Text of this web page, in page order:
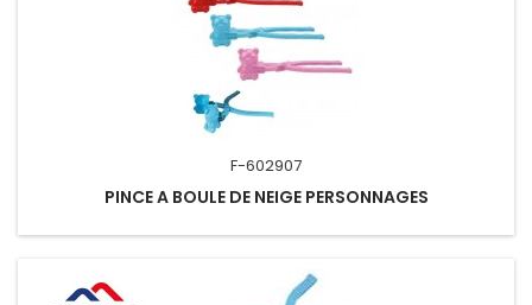
F-602907
PINCE A BOULE DE NEIGE PERSONNAGES